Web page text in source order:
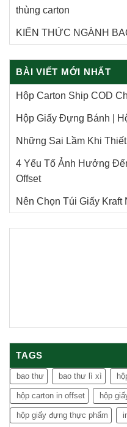
thùng carton
KIẾN THỨC NGÀNH
BÀI VIẾT MỚI NHẤT
Hộp Carton Ship COD
Hộp Giấy Đựng Bánh |
Những Sai Lầm Khi
4 Yếu Tố Ảnh Hưởng
Offset
Nên Chọn Túi Giấy Kraft
TAGS
bao thư bao thư lì xì
hộp carton in offset hộp
hộp giấy đựng thực phẩm